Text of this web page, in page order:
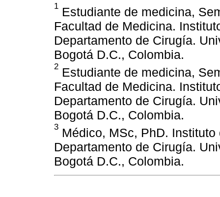
1 Estudiante de medicina,
Facultad de Medicina.
Departamento de Cirugía.
Bogotá D.C., Colombia.
2 Estudiante de medicina,
Facultad de Medicina.
Departamento de Cirugía.
Bogotá D.C., Colombia.
3 Médico, MSc, PhD.
Departamento de Cirugía.
Bogotá D.C., Colombia.